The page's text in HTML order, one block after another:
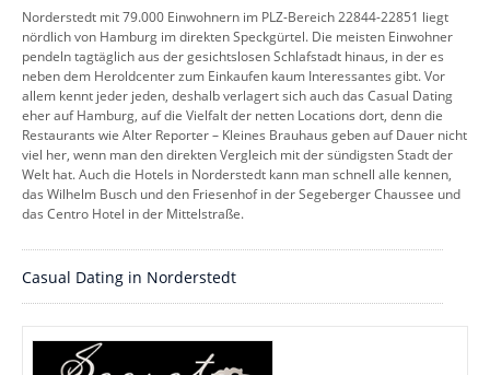
Norderstedt mit 79.000 Einwohnern im PLZ-Bereich 22844-22851 liegt
nördlich von Hamburg im direkten Speckgürtel. Die meisten Einwohner
pendeln tagtäglich aus der gesichtslosen Schlafstadt hinaus, in der es
neben dem Heroldcenter zum Einkaufen kaum Interessantes gibt. Vor
allem kennt jeder jeden, deshalb verlagert sich auch das Casual Dating
eher auf Hamburg, auf die Vielfalt der netten Locations dort, denn die
Restaurants wie Alter Reporter – Kleines Brauhaus geben auf Dauer nicht
viel her, wenn man den direkten Vergleich mit der sündigsten Stadt der
Welt hat. Auch die Hotels in Norderstedt kann man schnell alle kennen,
das Wilhelm Busch und den Friesenhof in der Segeberger Chaussee und
das Centro Hotel in der Mittelstraße.
Casual Dating in Norderstedt